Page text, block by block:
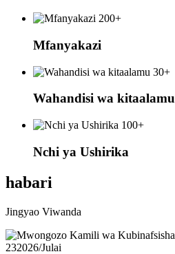
200+
Mfanyakazi
30+
Wahandisi wa kitaalamu
100+
Nchi ya Ushirika
habari
Jingyao Viwanda
232026/Julai